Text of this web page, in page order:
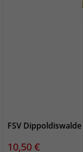
FSV
Preis
10,50 €